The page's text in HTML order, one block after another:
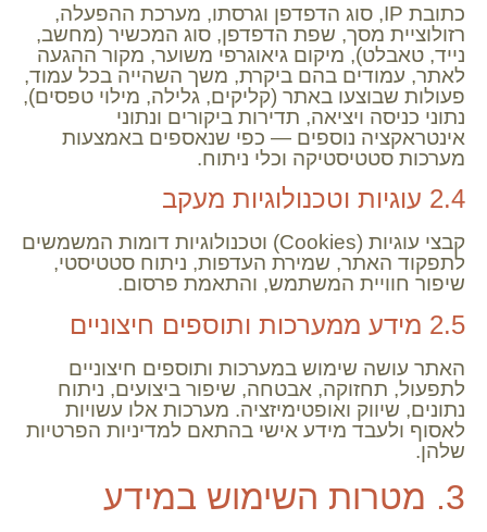
כתובת IP, סוג הדפדפן וגרסתו, מערכת ההפעלה,
רזולוציית מסך, שפת הדפדפן, סוג המכשיר (מחשב,
נייד, טאבלט), מיקום גיאוגרפי משוער, מקור ההגעה
לאתר, עמודים בהם ביקרת, משך השהייה בכל עמוד,
פעולות שבוצעו באתר (קליקים, גלילה, מילוי טפסים),
נתוני כניסה ויציאה, תדירות ביקורים ונתוני
אינטראקציה נוספים — כפי שנאספים באמצעות
מערכות סטטיסטיקה וכלי ניתוח.
2.4 עוגיות וטכנולוגיות מעקב
קבצי עוגיות (Cookies) וטכנולוגיות דומות המשמשים
לתפקוד האתר, שמירת העדפות, ניתוח סטטיסטי,
שיפור חוויית המשתמש, והתאמת פרסום.
2.5 מידע ממערכות ותוספים חיצוניים
האתר עושה שימוש במערכות ותוספים חיצוניים
לתפעול, תחזוקה, אבטחה, שיפור ביצועים, ניתוח
נתונים, שיווק ואופטימיזציה. מערכות אלו עשויות
לאסוף ולעבד מידע אישי בהתאם למדיניות הפרטיות
שלהן.
3. מטרות השימוש במידע